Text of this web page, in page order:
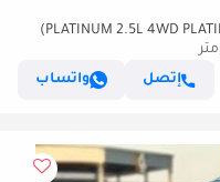
نيسان إكستيرا PLATINUM 2.5L 4WD PLATINIUM 7AT (only for export)
إتصل
واتساب